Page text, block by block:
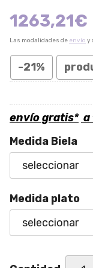
1263,21€
Las modalidades de envío y
-21%
envío gratis* a
Medida Biela
Medida plato